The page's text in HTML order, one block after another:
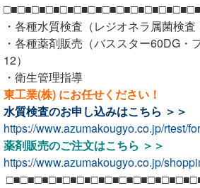
・各種水質検査（レジオネラ属菌検査
・各種薬剤販売（バススター60DG・
12）
・衛生管理指導
東工業(株) にお任せください！
水質検査のお申し込みはこちら ＞＞
https://www.azumakougyo.co.jp/rtest/
薬剤販売のご注文はこちら ＞＞
https://www.azumakougyo.co.jp/